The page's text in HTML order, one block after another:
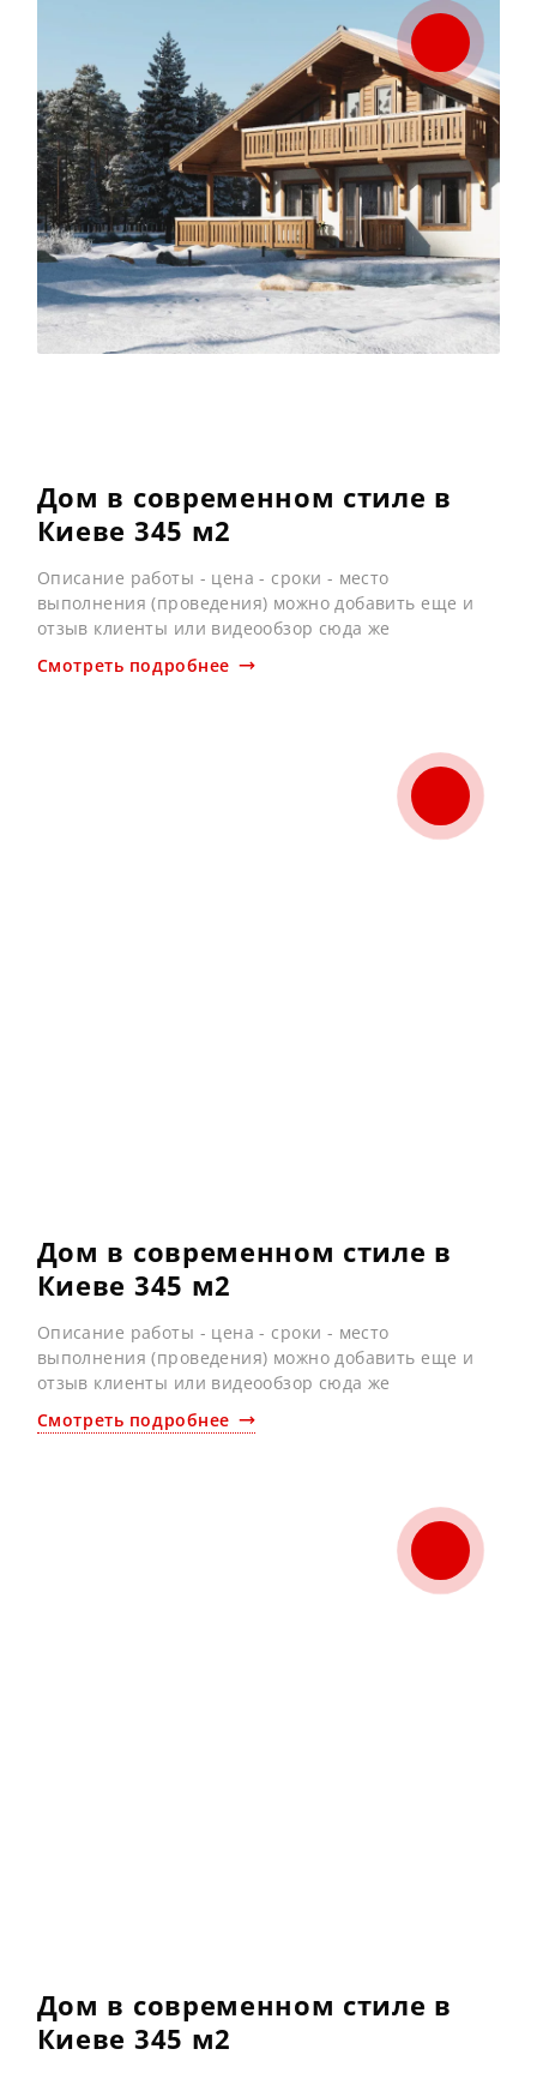
Дом в современном стиле в
Киеве 345 м2
Описание работы - цена - сроки - место
выполнения (проведения) можно добавить еще и
отзыв клиенты или видеообзор сюда же
Смотреть подробнее
Дом в современном стиле в
Киеве 345 м2
Описание работы - цена - сроки - место
выполнения (проведения) можно добавить еще и
отзыв клиенты или видеообзор сюда же
Смотреть подробнее
Дом в современном стиле в
Киеве 345 м2